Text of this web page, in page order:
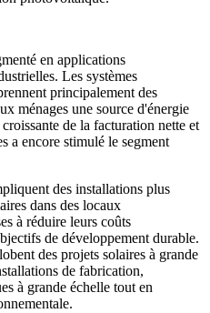
en applications
Les systèmes
principalement des
ménages une source d'énergie
de la facturation nette et
a encore stimulé le segment
des installations plus
dans des locaux
à réduire leurs coûts
de développement durable.
des projets solaires à grande
de fabrication,
à grande échelle tout en